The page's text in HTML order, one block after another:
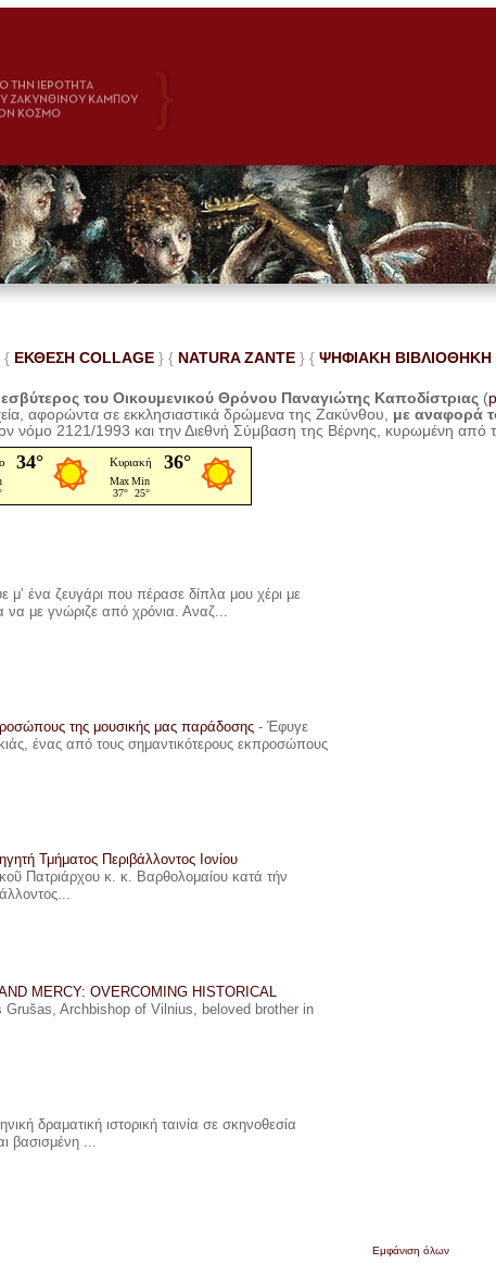
{ ΕΚΘΕΣΗ COLLAGE }{ NATURA ZANTE} { ΨΗΦΙΑΚΗ ΒΙΒΛΙΟΘΗΚΗ
του Οικουμενικού Θρόνου Παναγιώτης Καποδίστριας (
αφορώντα σε εκκλησιαστικά δρώμενα της Ζακύνθου, με αναφορά
νόμο 2121/1993 και την Διεθνή Σύμβαση της Βέρνης, κυρωμένη από
ένα ζευγάρι που πέρασε δίπλα μου χέρι με
να με γνώριζε από χρόνια. Αναζ...
της μουσικής μας παράδοσης - Έφυγε
ένας από τους σημαντικότερους εκπροσώπους
Τμήματος Περιβάλλοντος Ιονίου
Πατριάρχου κ. κ. Βαρθολομαίου κατά τήν
MERCY: OVERCOMING HISTORICAL
Archbishop of Vilnius, beloved brother in
δραματική ιστορική ταινία σε σκηνοθεσία
βασισμένη ...
Εμφάνιση όλων